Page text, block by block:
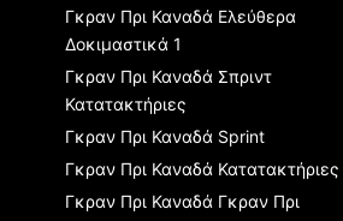
Γκραν Πρι Καναδά Ελεύθερα
Δοκιμαστικά 1
Γκραν Πρι Καναδά Σπριντ
Κατατακτήριες
Γκραν Πρι Καναδά Sprint
Γκραν Πρι Καναδά Κατατακτήριες
Γκραν Πρι Καναδά Γκραν Πρι